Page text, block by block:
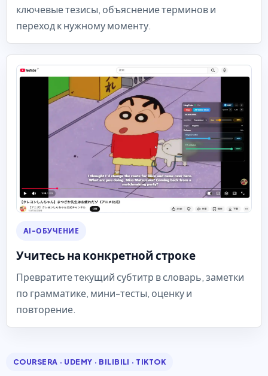
ключевые тезисы, объяснение терминов и
переход к нужному моменту.
AI-ОБУЧЕНИЕ
Учитесь на конкретной строке
Превратите текущий субтитр в словарь, заметки
по грамматике, мини-тесты, оценку и
повторение.
COURSERA · UDEMY · BILIBILI · TIKTOK